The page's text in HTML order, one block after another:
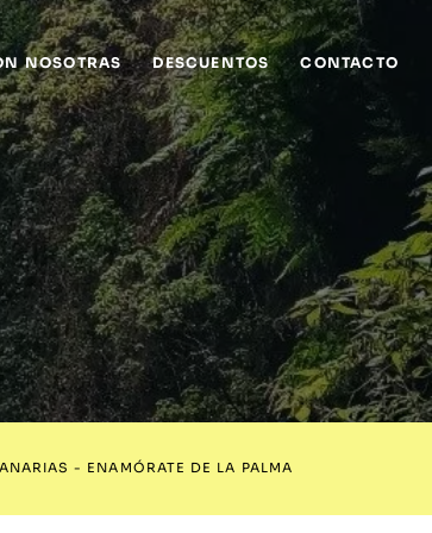
NOSOTRAS DESCUENTOS CONTACTO
- ENAMÓRATE DE LA PALMA